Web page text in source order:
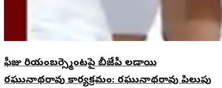
ఫీజు రియంబర్స్మెంటపై బీజేపీ లడాయి
రఘునాథరావు కార్యక్రమం: రఘునాథరావు పిలుపు